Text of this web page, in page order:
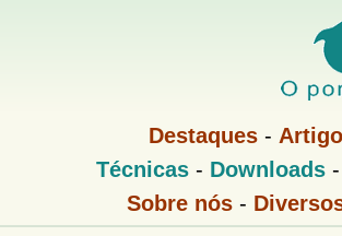
Destaques -
Técnicas- Downloads-
Sobre nós-